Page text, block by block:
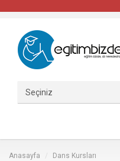
Anasayfa Dans Kursları